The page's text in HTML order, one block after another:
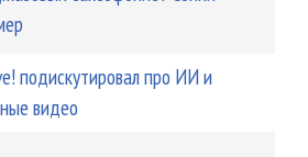
подискутировал про ИИ и
видео